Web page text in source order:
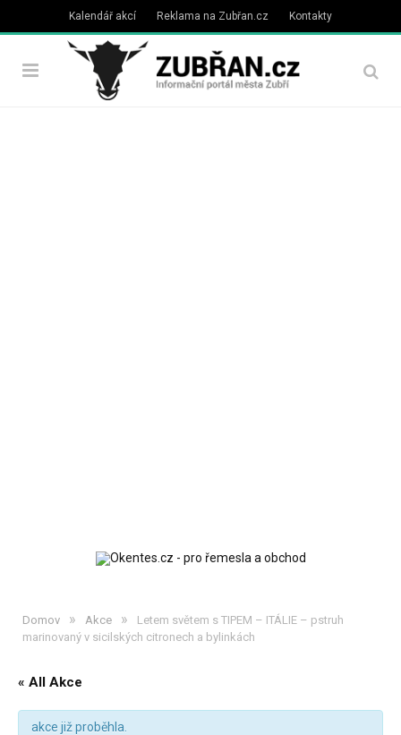
Kalendář akcí Reklama na Zubřan.cz Kontakty
Domov » Akce »
Letem světem s TIPEM – ITÁLIE – pstruh
marinovaný v sicilských citronech a bylinkách
« All Akce
akce již proběhla.